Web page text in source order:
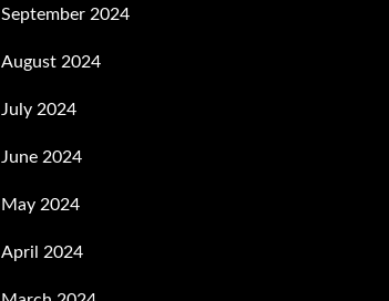
September 2024
August 2024
July 2024
June 2024
May 2024
April 2024